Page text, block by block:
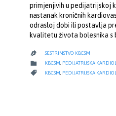
primjenjivih u pedijatrijskoj
nastanak kroničnih
odrasloj dobi ili postavlja
kvalitetu života bolesnika s
 SESTRINSTVO KBCSM
 CATEGORY
KBCSM PEDIJATRIJSKA
 CATEGORY
KBCSM PEDIJATRIJSKA